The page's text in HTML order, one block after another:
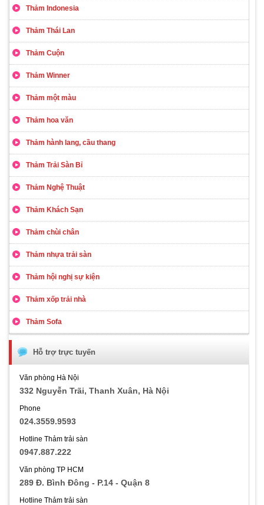
Thảm Indonesia
Thảm Thái Lan
Thảm Cuộn
Thảm Winner
Thảm một màu
Thảm hoa văn
Thảm hành lang, cầu thang
Thảm Trải Sàn Bỉ
Thảm Nghệ Thuật
Thảm Khách Sạn
Thảm chùi chân
Thảm nhựa trải sàn
Thảm hội nghị sự kiện
Thảm xốp trải nhà
Thảm Sofa
Hỗ trợ trực tuyến
Văn phòng Hà Nội
332 Nguyễn Trãi, Thanh Xuân, Hà Nội
Phone
024.3559.9593
Hotline Thảm trải sàn
0947.887.222
Văn phòng TP HCM
289 Đ. Bình Đông - P.14 - Quận 8
Hotline Thảm trải sàn